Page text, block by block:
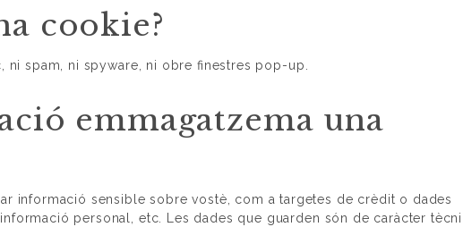
cookie?
ni spam, ni spyware, ni obre finestres pop-up.
emmagatzema una
informació sensible sobre vostè, com a targetes de crèdit o dades
personal, etc. Les dades que guarden són de caràcter